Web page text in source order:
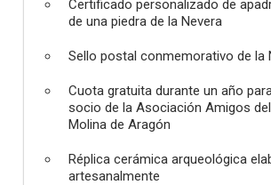
Certificado personalizado de
de una piedra de la Nevera
Sello postal conmemorativo de la
Cuota gratuita durante un año
socio de la Asociación Amigos
Molina de Aragón
Réplica cerámica arqueológica
artesanalmente